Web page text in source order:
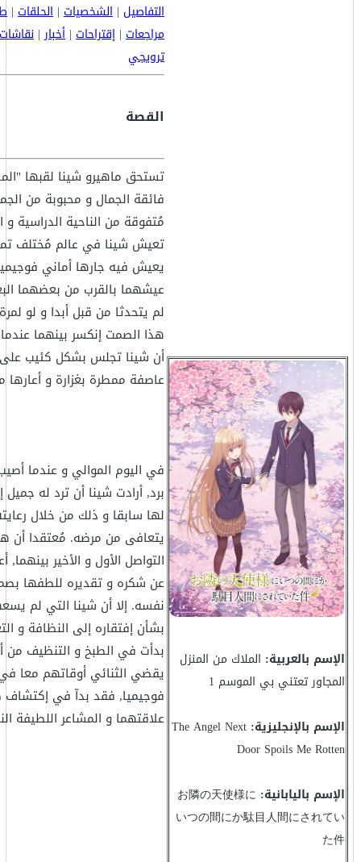
الإسم بالعربية: الملاك من المنزل
المجاور تعتني بي الموسم 1
الإسم بالإنجليزية: The Angel Next
Door Spoils Me Rotten
الإسم باليابانية: お隣の天使様に
いつの間にか駄目人間にされてい
た件
التفاصيل | الشخصيات | الحلقات |
مراجعات | إقتراحات | أخبار| نقاشات
ترويجي
القصة
تستحق ماهيرو شينا لقبها
فائقة الجمال و محبوبة من
مُتفوقة من الناحية الدراسية و
تعيش شينا في عالم مُختلف
يعيش فيه جارها أماني
عيشهما بالقرب من بعضهما
لم يتحدثا من قبل أبدا و لو
هذا الصمت إنكسر بينهما
أن شينا تجلس بشكل كئيب
عاصفة ممطرة بغزارة و أعارها
في اليوم الموالي و عندما
برد, أرادت شينا أن ترد له جميل
لها سابقا و ذلك من خلال
يتعافى من مرضه. مُعتقدا أن
التواصل الأول و الأخير بينهما,
عن شكره و تقديره للطفها
نفسه. إلا أن شينا التي لم
بشأن إفتقاره إلى النظافة و
بدأت في الطبخ و التنظيف من
يقضي الثنائي أوقاتهم معا
فوجيميا, فقد بدآ في إكتشاف
علاقتهما و المشاعر اللطيفة